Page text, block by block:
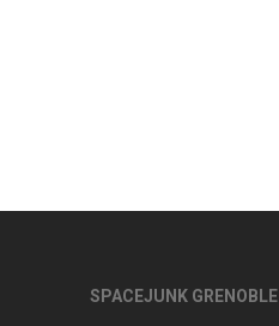
SPACEJUNK GRENOBLE